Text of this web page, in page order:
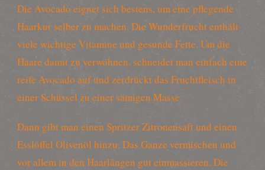
Die Avocado eignet sich bestens, um eine pflegende
Haarkur selber zu machen. Die Wunderfrucht enthält
viele wichtige Vitamine und gesunde Fette. Um die
Haare damit zu verwöhnen, schneidet man einfach eine
reife Avocado auf und zerdrückt das Fruchtfleisch in
einer Schüssel zu einer sämigen Masse.
Dann gibt man einen Spritzer Zitronensaft und einen
Esslöffel Olivenöl hinzu. Das Ganze vermischen und
vor allem in den Haarlängen gut einmassieren. Die